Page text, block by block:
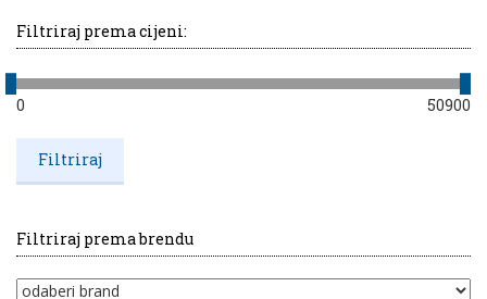
Filtriraj prema cijeni:
0 50900
Filtriraj prema brendu